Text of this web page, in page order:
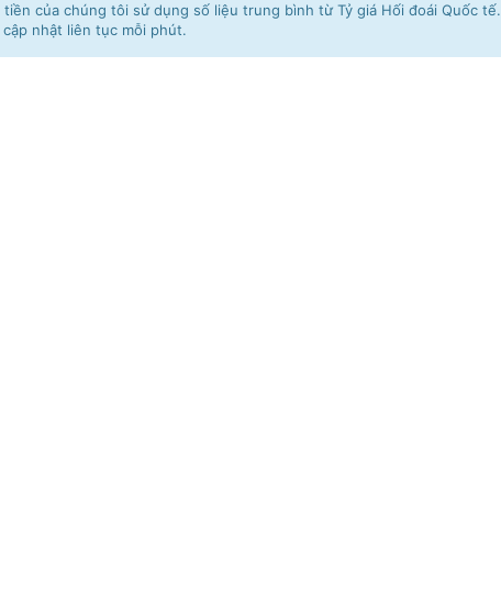
của chúng tôi sử dụng số liệu trung bình từ Tỷ giá Hối đoái Quốc tế.
nhật liên tục mỗi phút.